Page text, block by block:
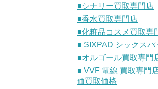
■シナリー買取専門店
■香水買取専門店
■化粧品コスメ買取専
■ SIXPAD シックスパ
■オルゴール買取専門
■ VVF 電線 買取専門
価買取価格